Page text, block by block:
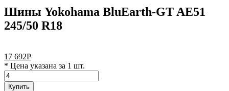
Шины Yokohama BluEarth-GT AE51
245/50 R18
17 692Р
* Цена указана за 1 шт.
Купить